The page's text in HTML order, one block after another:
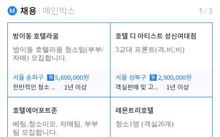
채용 메인박스 1 / 3
방이동 호텔라움
방이동 호텔라움 청소팀(부부/
자매) 모집합니다.
서울 송파구 월 5,600,000원
전반적인 청소 업무(객실청소.객실정리)
1년 이상
호텔 디 아티스트 성신여대점
3교대 프론트(격,비,비)
서울 성북구 월 2,900,000원
객실판매 및 고객응대
1년 이상
호텔에어포트준
베팅,청소이모, 자매팀, 부부
팀 모집합니다.
레몬트리호텔
청소1명 (객실26개)